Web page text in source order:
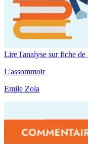
Lire l'analyse sur fiche de
L'assommoir
Emile Zola